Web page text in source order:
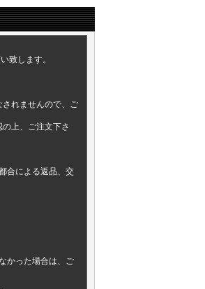
致します。
れませんので、ご
上、ご注文下さ
合による返品、交
かった場合は、ご